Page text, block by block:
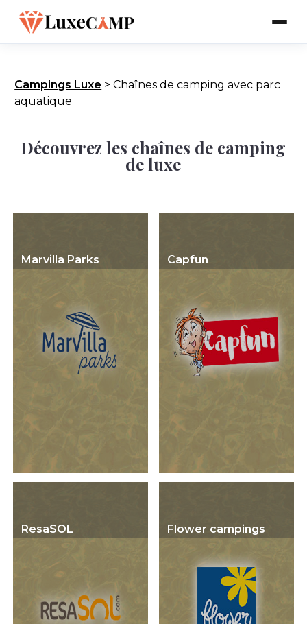
Campings Luxe >Chaînes de camping avec parc
aquatique
Découvrez les chaînes de camping
de luxe
Marvilla Parks Capfun
ResaSOL Flower campings